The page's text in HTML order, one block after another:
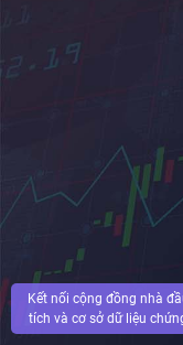
Kết nối cộng đồng nhà
tích và cơ sở dữ liệu